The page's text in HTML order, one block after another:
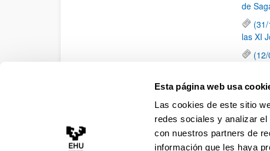
Esta página web usa
Las cookies de este sitio
redes sociales y analizar
con nuestros partners de
información que les haya
de
las XI
una